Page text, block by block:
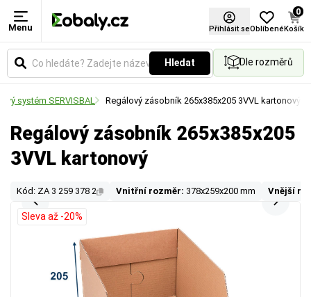
Menu Přihlásit seOblíbené
0
Košík
Hledat Dle rozměrů
systém SERVISBAL Regálový zásobník 265x385x205 3VVL kartonový
Regálový zásobník 265x385x205
3VVL kartonový
Kód: ZA 3 259 378 2 Vnitřní rozměr: 378x259x200 mm Vnější
Sleva až -20%